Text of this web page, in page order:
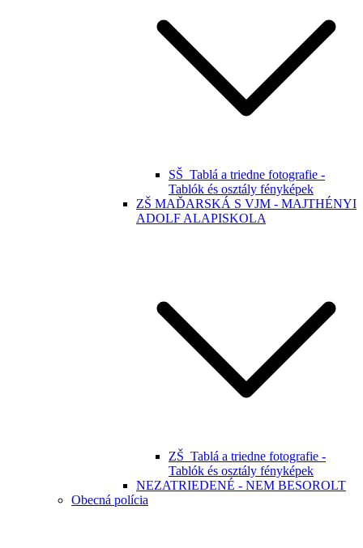
SŠ_Tablá a triedne fotografie -
Tablók és osztály fényképek
ZŠ MAĎARSKÁ S VJM - MAJTHÉNYI
ADOLF ALAPISKOLA
ZŠ_Tablá a triedne fotografie -
Tablók és osztály fényképek
NEZATRIEDENÉ - NEM BESOROLT
Obecná polícia